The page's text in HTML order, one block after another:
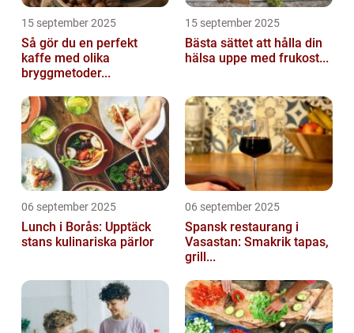
15 september 2025
Så gör du en perfekt
kaffe med olika
bryggmetoder...
15 september 2025
Bästa sättet att hålla din
hälsa uppe med frukost...
06 september 2025
Lunch i Borås: Upptäck
stans kulinariska pärlor
06 september 2025
Spansk restaurang i
Vasastan: Smakrik tapas,
grill...